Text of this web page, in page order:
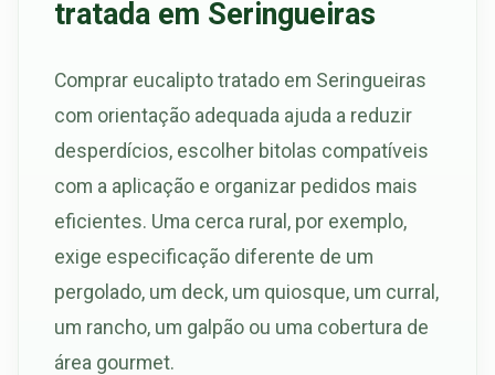
tratada em Seringueiras
Comprar eucalipto tratado em Seringueiras
com orientação adequada ajuda a reduzir
desperdícios, escolher bitolas compatíveis
com a aplicação e organizar pedidos mais
eficientes. Uma cerca rural, por exemplo,
exige especificação diferente de um
pergolado, um deck, um quiosque, um curral,
um rancho, um galpão ou uma cobertura de
área gourmet.